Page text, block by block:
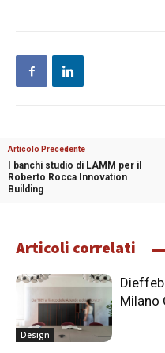
Articolo Precedente
I banchi studio di LAMM per il
Roberto Rocca Innovation
Building
Articoli correlati
Design
Milano